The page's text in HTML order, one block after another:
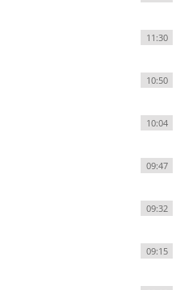
11:30
10:50
10:04
09:47
09:32
09:15